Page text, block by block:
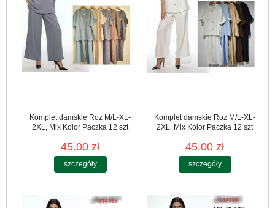
Komplet damskie Roz M/L-XL-
2XL, Mix Kolor Paczka 12 szt
45.00 zł
szczegóły
Komplet damskie Roz M/L-XL-
2XL, Mix Kolor Paczka 12 szt
45.00 zł
szczegóły